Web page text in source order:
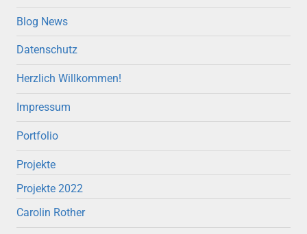
Blog News
Datenschutz
Herzlich Willkommen!
Impressum
Portfolio
Projekte
Projekte 2022
Carolin Rother